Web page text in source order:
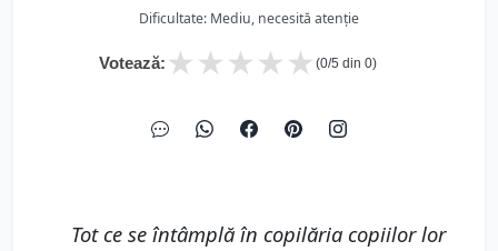
Dificultate: Mediu, necesită atenție
Votează: ★
★
★
★
★ (0/5 din 0)
Tot ce se întâmplă în copilăria copiilor lor